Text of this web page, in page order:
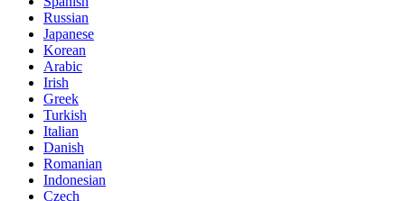
Russian
Japanese
Korean
Arabic
Irish
Greek
Turkish
Italian
Danish
Romanian
Indonesian
Czech